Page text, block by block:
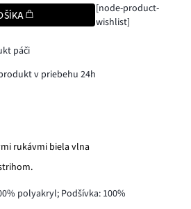
[node-product-
wishlist]
páči
v priebehu 24h
rukávmi biela vlna
polyakryl; Podšívka: 100%